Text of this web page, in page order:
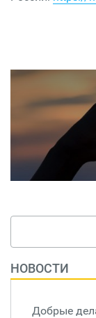
НОВОСТИ
Добрые